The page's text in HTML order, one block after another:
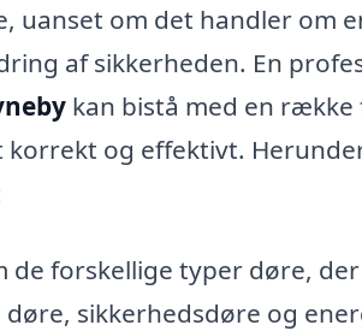
uanset om det handler om
af sikkerheden. En
kan bistå med en række
og effektivt.
de forskellige typer døre,
sikkerhedsdøre og